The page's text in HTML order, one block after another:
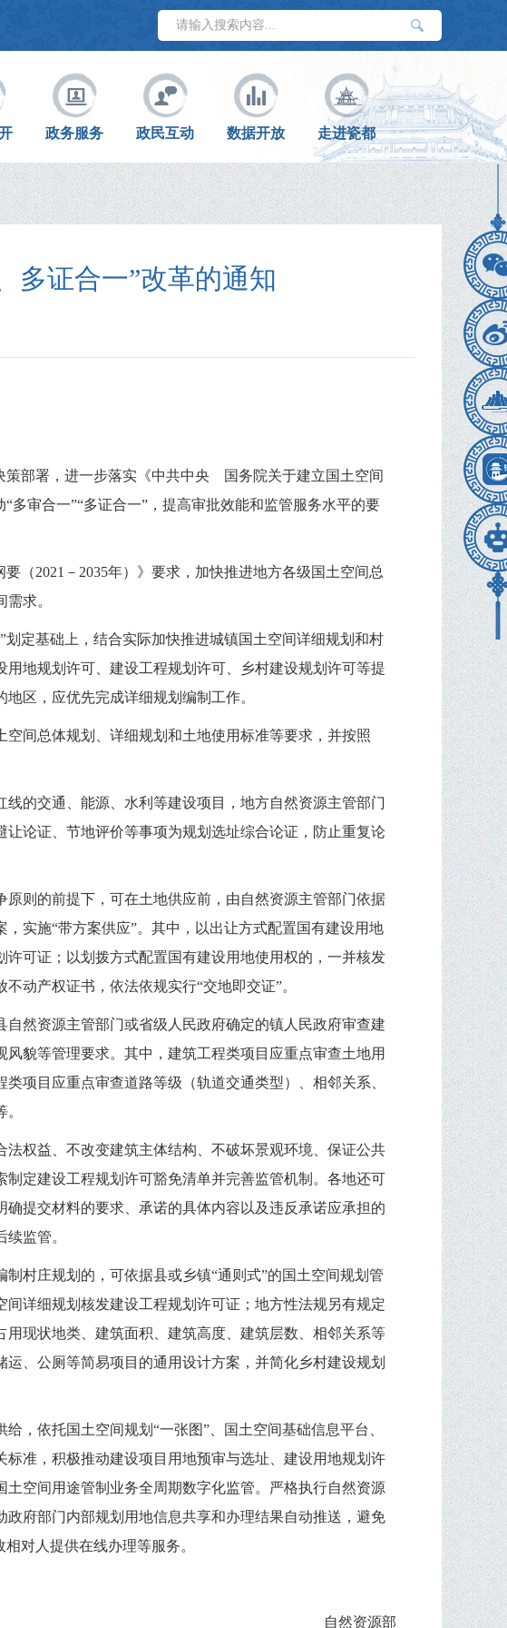
政务服务 政民互动 数据开放 走进瓷都
多证合一”改革的通知
策部署，进一步落实《中共中央 国务院关于建立国土空间
多审合一”“多证合一”，提高审批效能和监管服务水平的要
（2021－2035年）》要求，加快推进地方各级国土空间总
求。
定基础上，结合实际加快推进城镇国土空间详细规划和村
地规划许可、建设工程规划许可、乡村建设规划许可等提
区，应优先完成详细规划编制工作。
间总体规划、详细规划和土地使用标准等要求，并按照
的交通、能源、水利等建设项目，地方自然资源主管部门
论证、节地评价等事项为规划选址综合论证，防止重复论
则的前提下，可在土地供应前，由自然资源主管部门依据
实施“带方案供应”。其中，以出让方式配置国有建设用地
可证；以划拨方式配置国有建设用地使用权的，一并核发
动产权证书，依法依规实行“交地即交证”。
然资源主管部门或省级人民政府确定的镇人民政府审查建
貌等管理要求。其中，建筑工程类项目应重点审查土地用
项目应重点审查道路等级（轨道交通类型）、相邻关系、
权益、不改变建筑主体结构、不破坏景观环境、保证公共
定建设工程规划许可豁免清单并完善监管机制。各地还可
提交材料的要求、承诺的具体内容以及违反承诺应承担的
监管。
村庄规划的，可依据县或乡镇“通则式”的国土空间规划管
详细规划核发建设工程规划许可证；地方性法规另有规定
现状地类、建筑面积、建筑高度、建筑层数、相邻关系等
、公厕等简易项目的通用设计方案，并简化乡村建设规划
，依托国土空间规划“一张图”、国土空间基础信息平台、
准，积极推动建设项目用地预审与选址、建设用地规划许
空间用途管制业务全周期数字化监管。严格执行自然资源
府部门内部规划用地信息共享和办理结果自动推送，避免
对人提供在线办理等服务。
自然资源部